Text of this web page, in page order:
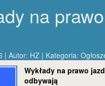
na
| Autor: HZ | Kategoria:
Wykłady na prawo
odbywają